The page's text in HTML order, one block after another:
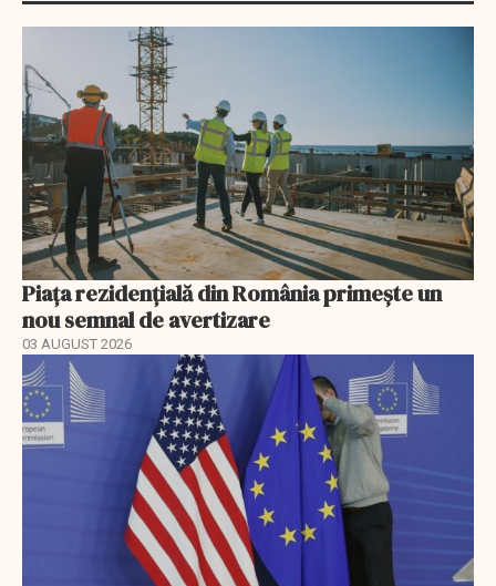
Piața rezidențială din România primește un
nou semnal de avertizare
03 AUGUST 2026